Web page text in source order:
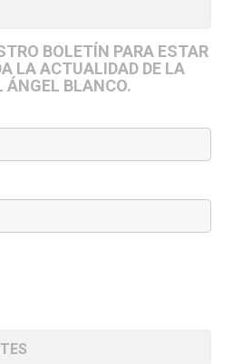
BOLETÍN PARA ESTAR
LA ACTUALIDAD DE LA
ÁNGEL BLANCO.